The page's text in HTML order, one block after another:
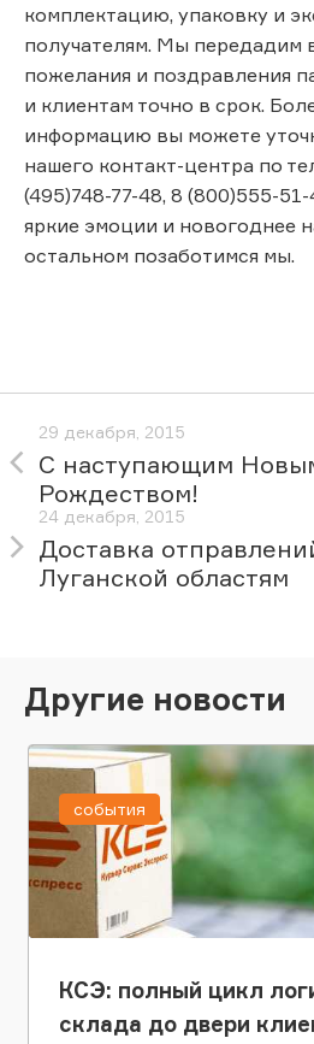
комплектацию, упаковку и
получателям. Мы передадим
пожелания и поздравления
и клиентам точно в срок.
информацию вы можете
нашего контакт-центра по
(495)748-77-48, 8 (800)555-
яркие эмоции и новогоднее
остальном позаботимся мы.
29 декабря, 2015
С наступающим
Рождеством!
24 декабря, 2015
Доставка
Луганской областям
Другие новости
КСЭ: полный цикл
склада до двери
события